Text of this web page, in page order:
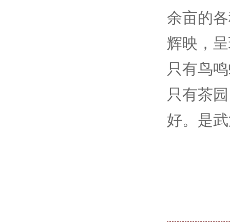
余亩的
辉映，
只有鸟
只有茶
好。是